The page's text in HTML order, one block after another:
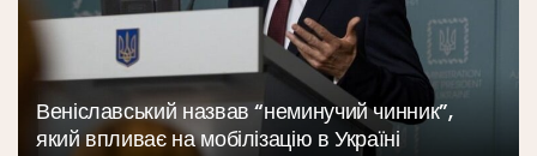
Веніславський назвав “неминучий чинник”,
який впливає на мобілізацію в Україні